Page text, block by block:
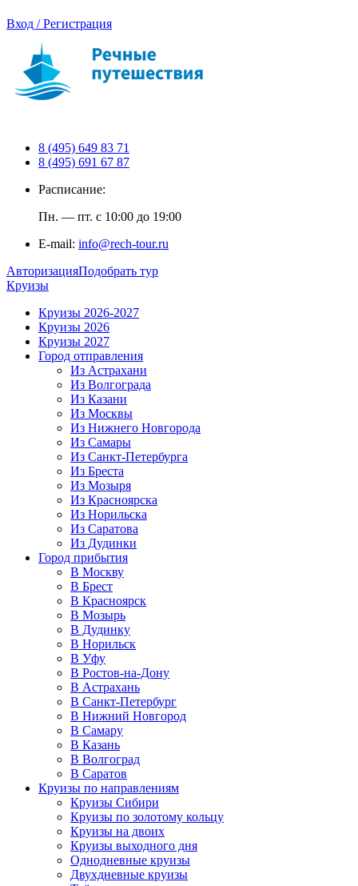
Вход / Регистрация
8 (495) 649 83 71
8 (495) 691 67 87
Расписание:
Пн. — пт. с 10:00 до 19:00
E-mail: info@rech-tour.ru
АвторизацияПодобрать тур
Круизы
Круизы 2026-2027
Круизы 2026
Круизы 2027
Город отправления
Из Астрахани
Из Волгограда
Из Казани
Из Москвы
Из Нижнего Новгорода
Из Самары
Из Санкт-Петербурга
Из Бреста
Из Мозыря
Из Красноярска
Из Норильска
Из Саратова
Из Дудинки
Город прибытия
В Москву
В Брест
В Красноярск
В Мозырь
В Дудинку
В Норильск
В Уфу
В Ростов-на-Дону
В Астрахань
В Санкт-Петербург
В Нижний Новгород
В Самару
В Казань
В Волгоград
В Саратов
Круизы по направлениям
Круизы Сибири
Круизы по золотому кольцу
Круизы на двоих
Круизы выходного дня
Однодневные круизы
Двухдневные круизы